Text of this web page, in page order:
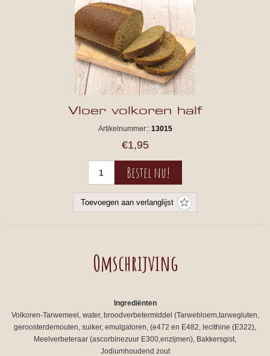
Vloer volkoren half
Artikelnummer:: 13015
€1,95
Omschrijving
Ingrediënten
Volkoren-Tarwemeel, water, broodverbetermiddel (Tarwebloem,tarwegluten,
geroosterdemouten, suiker, emulgatoren, (e472 en E482, lecithine (E322),
Meelverbeteraar (ascorbinezuur E300,enzijmen), Bakkersgist,
Jodiumhoudend zout